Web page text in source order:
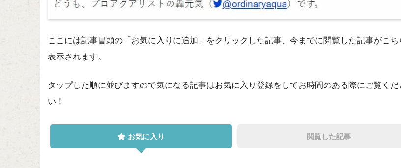
ここには記事冒頭の「お気に入りに追加」をクリックした記事、今までに閲覧した記事がこち
表示されます。
タップした順に並びますので気になる記事はお気に入り登録をしてお時間のある際にご覧くだ
い！
お気に入り 閲覧した記事